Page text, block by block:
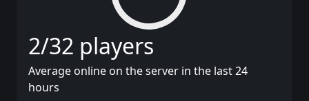
2/32 players
Average online on the server in the last 24
hours